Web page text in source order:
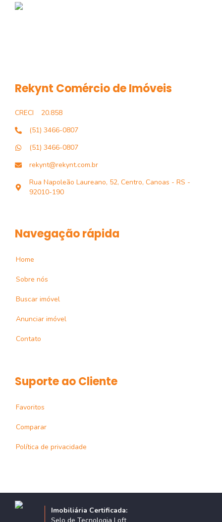
Rekynt Comércio de Imóveis
CRECI
20.858
(51) 3466-0807
(51) 3466-0807
rekynt@rekynt.com.br
Rua Napoleão Laureano, 52, Centro, Canoas - RS -
92010-190
Navegação rápida
Home
Sobre nós
Buscar imóvel
Anunciar imóvel
Contato
Suporte ao Cliente
Favoritos
Comparar
Política de privacidade
Imobiliária Certificada: